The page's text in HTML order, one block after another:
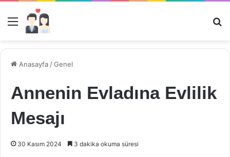
Menü
Anasayfa /Genel
Annenin Evladına Evlilik
Mesajı
30 Kasım 2024 3 dakika okuma süresi